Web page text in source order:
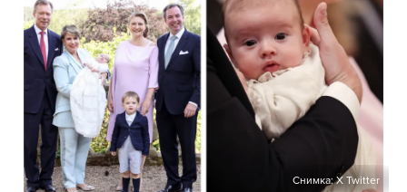
Снимка: X Twitter